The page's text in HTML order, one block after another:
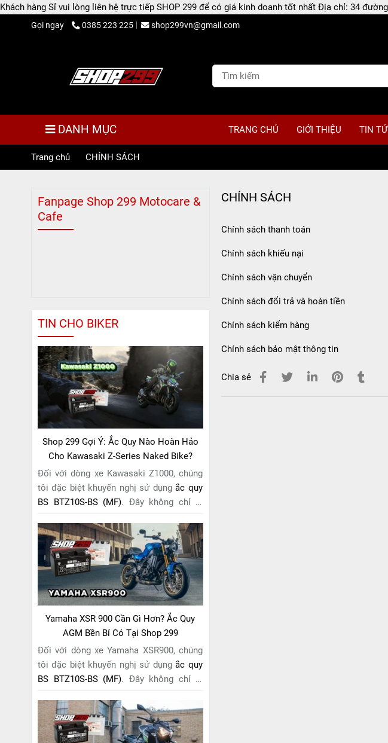
Gọi ngay 0385 223 225 shop299vn@gmail.com
DANH MỤC TRANG CHỦ GIỚI THIỆU TIN
Trang chủ CHÍNH SÁCH
CHÍNH SÁCH
Chính sách thanh toán
Chính sách khiếu nại
Chính sách vận chuyển
Chính sách đổi trả và hoàn tiền
Chính sách kiểm hàng
Chính sách bảo mật thông tin
Chia sẻ
Fanpage Shop 299 Motocare &
Cafe
TIN CHO BIKER
Shop 299 Gợi Ý: Ắc Quy Nào Hoàn Hảo
Cho Kawasaki Z-Series Naked Bike?
Đối với dòng xe Kawasaki Z1000, chúng
tôi đặc biệt khuyến nghị sử dụng ắc quy
BS BTZ10S-BS (MF). Đây không chỉ là
giải pháp hoàn hảo được thiết kế dành
riêng cho "chiến mã" này. Vớicông nghệ
MF (Maintenance Free)tiên tiến, loại ắc
quy khô này hoàn toàn không cần bảo
dưỡng.
Yamaha XSR 900 Cần Gì Hơn? Ắc Quy
AGM Bền Bỉ Có Tại Shop 299
Đối với dòng xe Yamaha XSR900, chúng
tôi đặc biệt khuyến nghị sử dụng ắc quy
BS BTZ10S-BS (MF). Đây không chỉ là
giải pháp hoàn hảo được thiết kế dành
riêng cho "chiến mã" retro này. Với công
nghệ MF (Maintenance Free)tiên tiến,
Khách hàng Sỉ vui lòng liên hệ trực tiếp SHOP 299 để có giá kinh doanh tốt nhất Địa chỉ: 34